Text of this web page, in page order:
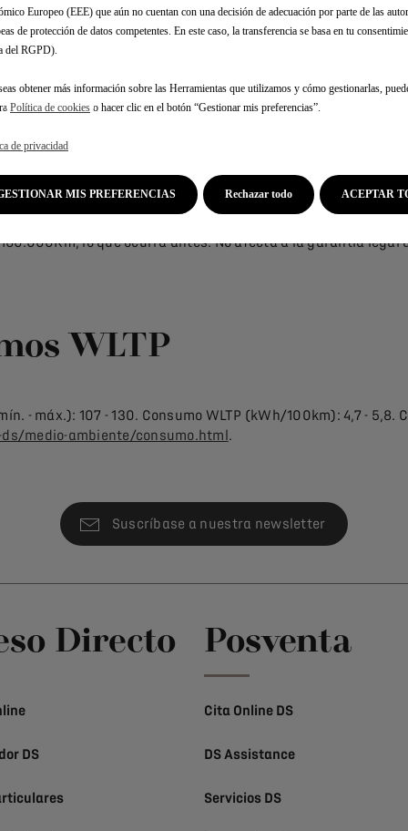
pedidos cliente y unidades en stock del hasta el 31 de
coincidir con el modelo ofertado.
de cobertura especial para principales componentes
y se mantiene en vigor hasta la próxima RPFR, y si ésta
lo que ocurra antes. No afecta a la garantía legal
WLTP
- máx.): 107 - 130. Consumo WLTP (kWh/100km): 4,7 -
medio-ambiente/consumo.html .
Suscríbase a nuestra newsletter
Directo
DS
Posventa
Cita Online DS
DS Assistance
Servicios DS
Europeo (EEE) que aún no cuentan con una decisión de adecuación por parte de las
de protección de datos competentes. En este caso, la transferencia se basa en tu
del RGPD).
obtener más información sobre las Herramientas que utilizamos y cómo gestionarlas,
Política de cookies o hacer clic en el botón “Gestionar mis preferencias”.
de privacidad
GESTIONAR MIS PREFERENCIAS ACEPTAR
Rechazar todo